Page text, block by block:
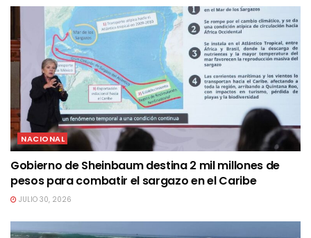
NACIONAL
Gobierno de Sheinbaum destina 2 mil millones de
pesos para combatir el sargazo en el Caribe
JULIO 30, 2026